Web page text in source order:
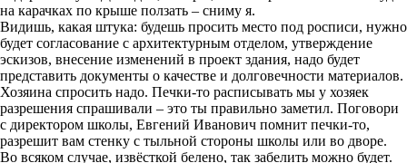
на карачках по крыше ползать – сниму я.
Видишь, какая штука: будешь просить место под росписи, нужно
будет согласование с архитектурным отделом, утверждение
эскизов, внесение изменений в проект здания, надо будет
представить документы о качестве и долговечности материалов.
Хозяина спросить надо. Печки-то расписывать мы у хозяек
разрешения спрашивали – это ты правильно заметил. Поговори
с директором школы, Евгений Иванович помнит печки-то,
разрешит вам стенку с тыльной стороны школы или во дворе.
Во всяком случае, извёсткой белено, так забелить можно будет.